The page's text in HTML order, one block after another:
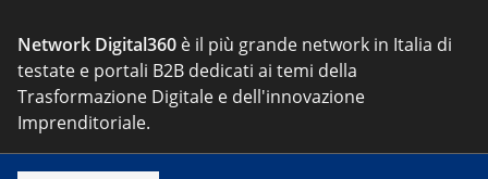
Network Digital360 è il più grande network in Italia di
testate e portali B2B dedicati ai temi della
Trasformazione Digitale e dell'innovazione
Imprenditoriale.